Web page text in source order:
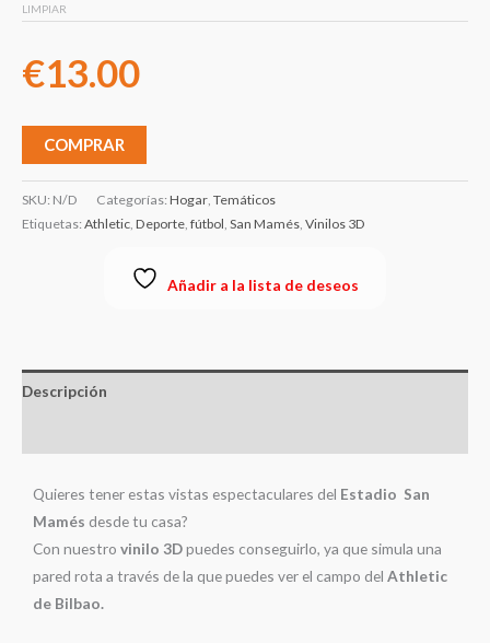
LIMPIAR
€13.00
COMPRAR
SKU: N/D Categorías: Hogar, Temáticos
Etiquetas: Athletic, Deporte, fútbol, San Mamés, Vinilos 3D
Añadir a la lista de deseos
Descripción
Quieres tener estas vistas espectaculares del Estadio San
Mamés desde tu casa?
Con nuestro vinilo 3Dpuedes conseguirlo, ya que simula una
pared rota a través de la que puedes ver el campo del Athletic
de Bilbao.